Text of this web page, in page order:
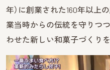
年）に創業された160年以上
業当時からの伝統を守りつ
わせた新しい和菓子づくり